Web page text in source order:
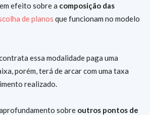
efeito sobre a composição das
de planos que funcionam no modelo
essa modalidade paga uma
porém, terá de arcar com uma taxa
realizado.
sobre outros pontos de